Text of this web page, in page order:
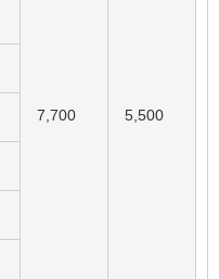
7,700 5,500